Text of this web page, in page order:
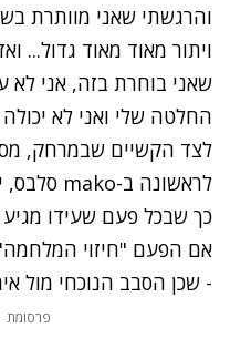
והרגשתי שאני מוותרת
ויתור מאוד מאוד גדול...
שאני בוחרת בזה, אני לא
החלטה שלי ואני לא
לצד הקשיים שבמרחק,
לראשונה ב-mako סלבס
,
כך שבכל פעם שעידו
אם הפעם "חיזוי
- שכן הסבב הנוכחי מול
פרסומת